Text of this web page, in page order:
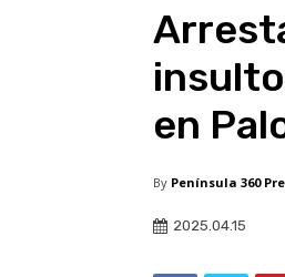
en
By Península 360
2025.04.15